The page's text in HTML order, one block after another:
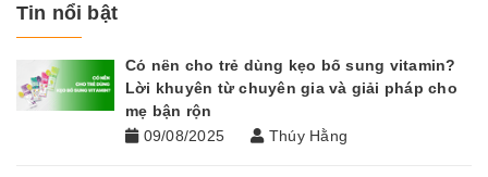
Tin nổi bật
Có nên cho trẻ dùng kẹo bổ sung vitamin?
Lời khuyên từ chuyên gia và giải pháp cho
mẹ bận rộn
09/08/2025
Thúy Hằng